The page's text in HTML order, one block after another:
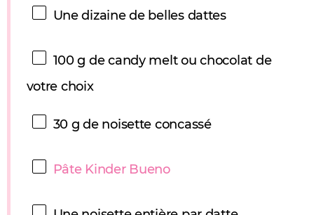
Une dizaine de belles dattes
100 g de candy melt ou chocolat de
votre choix
30 g de noisette concassé
Pâte Kinder Bueno